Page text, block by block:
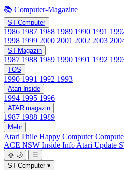
📚 Computer-Magazine
ST-Computer
1986 1987 1988 1989 1990 1991
1998 1999 2000 2001 2002 2003
ST-Magazin
1987 1988 1989 1990 1991 1992
TOS
1990 1991 1992 1993
Atari Inside
1994 1995 1996
ATARImagazin
1987 1988 1989
Mehr
Atari Phile Happy Computer
ACE NSW Inside Info Atari Update
🌞 🌙
☰
ST-Computer ▾